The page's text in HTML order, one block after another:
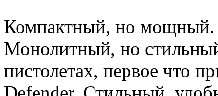
Компактный, но
Монолитный, но
пистолетах, первое что